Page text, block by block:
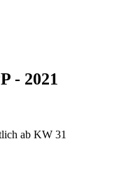
- 2021
ab KW 31